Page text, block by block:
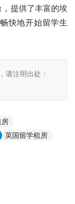
提供了丰富的埃
快地开始留学生
请注明出处：
房
英国留学租房